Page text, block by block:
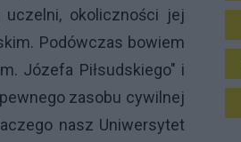
okoliczności jej
Podówczas bowiem
Józefa Piłsudskiego" i
zasobu cywilnej
nasz Uniwersytet